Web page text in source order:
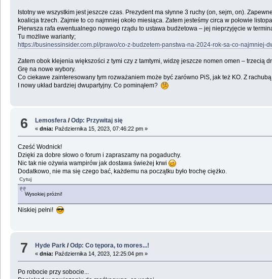
Istotny we wszystkim jest jeszcze czas. Prezydent ma słynne 3 ruchy (on, sejm, on).
koalicja trzech. Zajmie to co najmniej około miesiąca. Zatem jesteśmy circa w połowie
Pierwsza rafa ewentualnego nowego rządu to ustawa budżetowa – jej nieprzyjęcie w
Tu możliwe warianty;
https://businessinsider.com.pl/prawo/co-z-budzetem-panstwa-na-2024-rok-sa-co-najmniej-
Zatem obok klejenia większości z tymi czy z tamtymi, widzę jeszcze nomen omen – trzecią
Grę na nowe wybory.
Co ciekawe zainteresowany tym rozważaniem może być zarówno PiS, jak też KO. Z
I nowy układ bardziej dwupartyjny. Co pominąłem?
6 Lemosfera /Odp: Przywitaj się
«dnia: Października 15, 2023, 07:46:22 pm »
Cześć Wodnick!
Dzięki za dobre słowo o forum i zapraszamy na pogaduchy.
Nic tak nie ożywia wampirów jak dostawa świeżej krwi
Dodatkowo, nie ma się czego bać, każdemu na początku było trochę ciężko.
Cytuj
Wysokiej próżni!
Niskiej pełni!
7 Hyde Park /Odp: Co tępora, to mores...!
«dnia: Października 14, 2023, 12:25:04 pm »
Po robocie przy sobocie...